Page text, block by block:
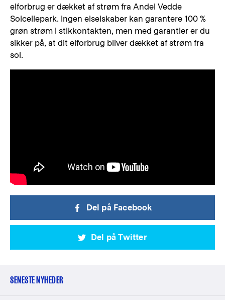
elforbrug er dækket af strøm fra Andel Vedde
Solcellepark. Ingen elselskaber kan garantere 100 %
grøn strøm i stikkontakten, men med garantier er du
sikker på, at dit elforbrug bliver dækket af strøm fra
sol.
Del på Facebook
Del på Twitter
SENESTE NYHEDER